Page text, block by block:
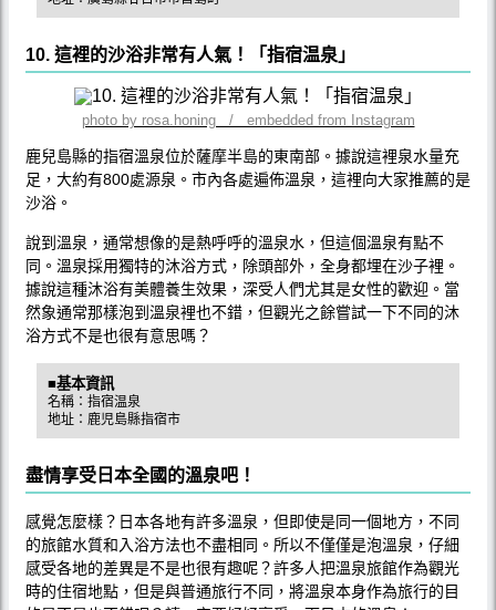
10. 這裡的沙浴非常有人氣！「指宿温泉」
photo by rosa.honing / embedded from Instagram
鹿兒島縣的指宿溫泉位於薩摩半島的東南部。據說這裡泉水量充
足，大約有800處源泉。市內各處遍佈溫泉，這裡向大家推薦的是
沙浴。
說到溫泉，通常想像的是熱呼呼的溫泉水，但這個溫泉有點不
同。溫泉採用獨特的沐浴方式，除頭部外，全身都埋在沙子裡。
據說這種沐浴有美體養生效果，深受人們尤其是女性的歡迎。當
然象通常那樣泡到溫泉裡也不錯，但觀光之餘嘗試一下不同的沐
浴方式不是也很有意思嗎？
■基本資訊
名稱：指宿温泉
地址：鹿児島縣指宿市
盡情享受日本全國的溫泉吧！
感覺怎麼樣？日本各地有許多溫泉，但即使是同一個地方，不同
的旅館水質和入浴方法也不盡相同。所以不僅僅是泡溫泉，仔細
感受各地的差異是不是也很有趣呢？許多人把溫泉旅館作為觀光
時的住宿地點，但是與普通旅行不同，將溫泉本身作為旅行的目